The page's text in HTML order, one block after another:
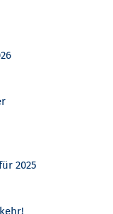
2025